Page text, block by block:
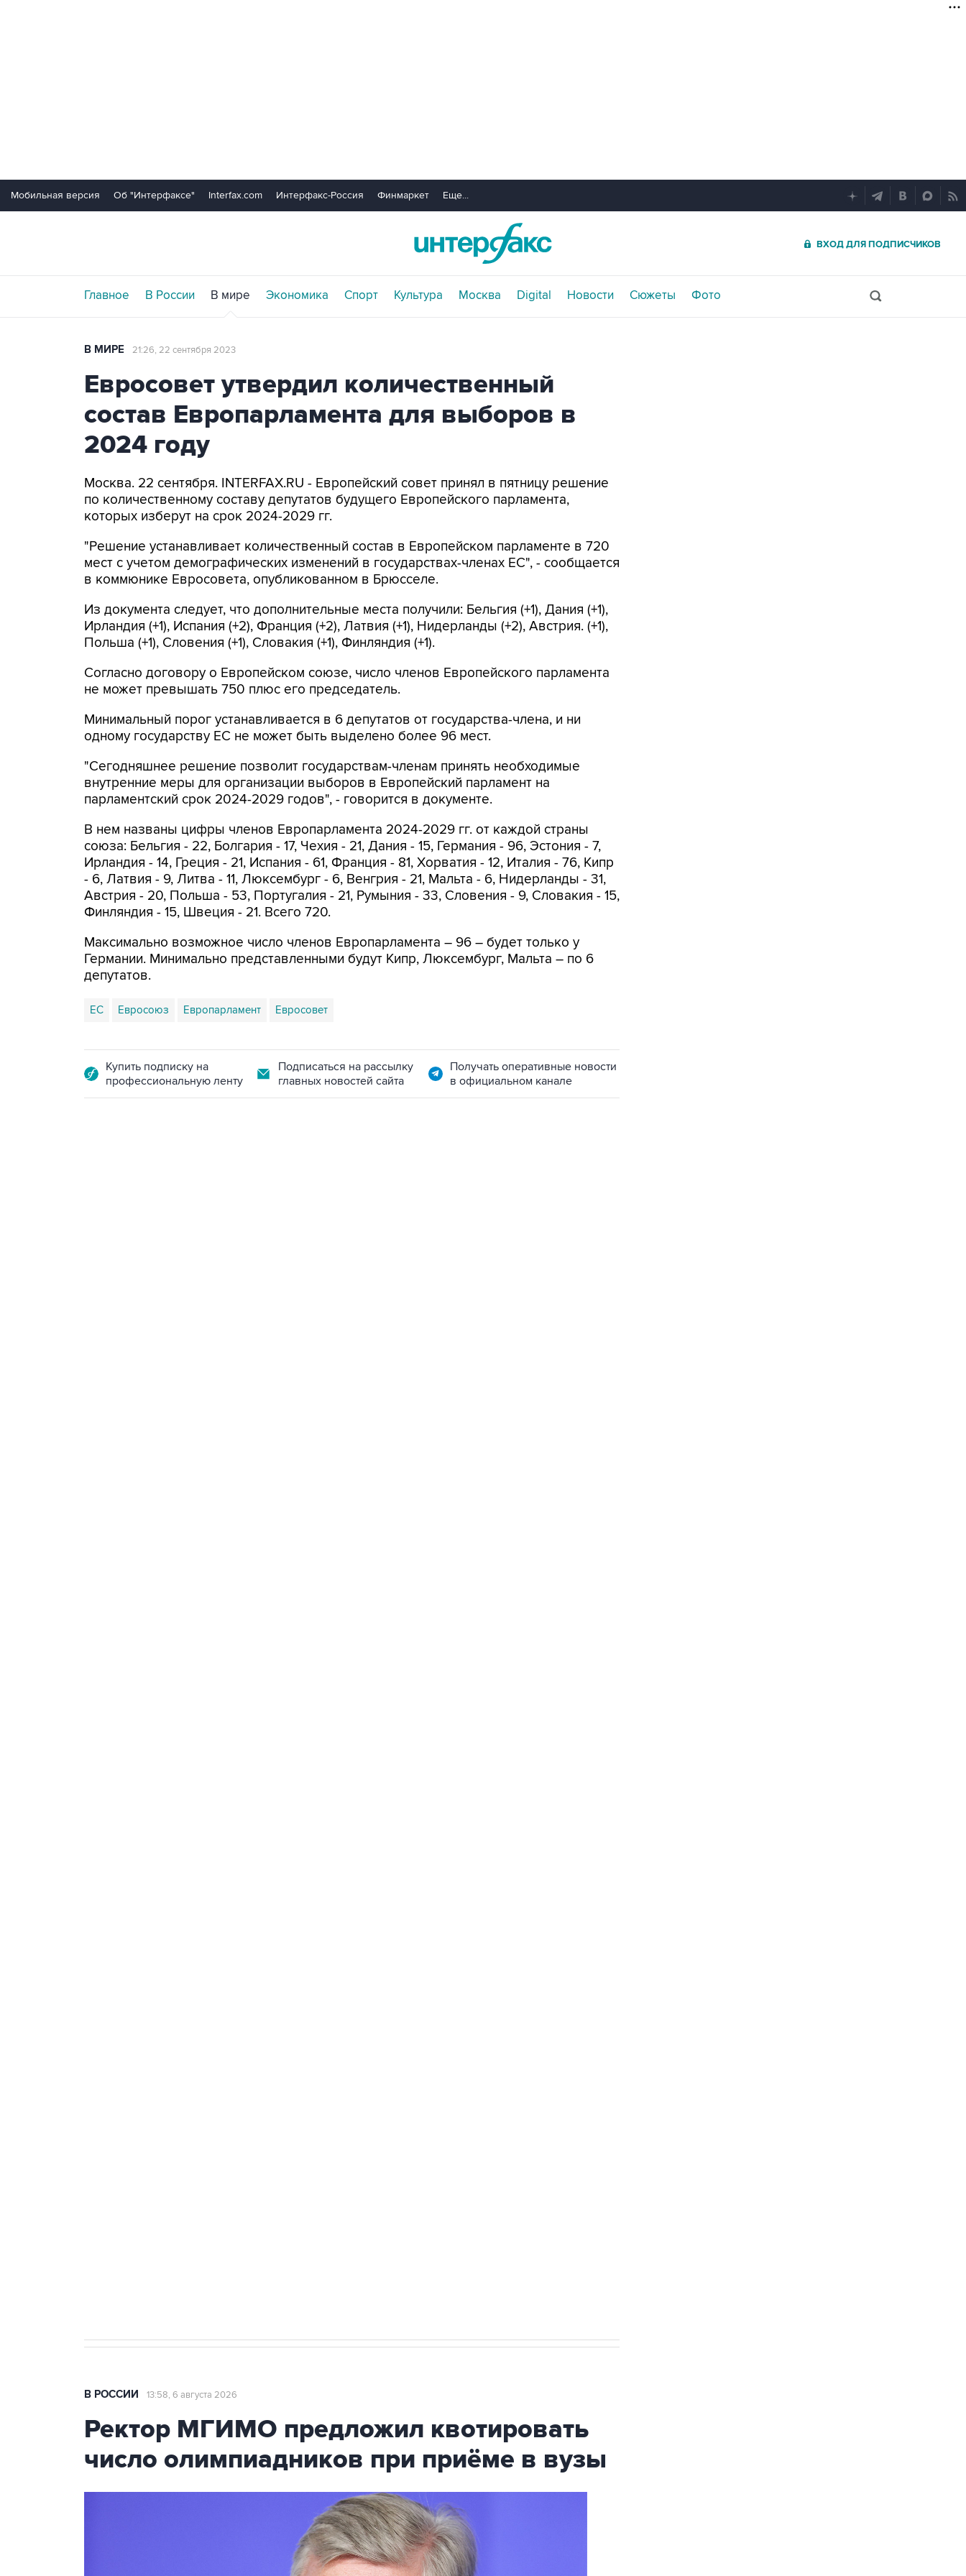
Мобильная версия Об "Интерфаксе" Interfax.com Интерфакс-Россия Финмаркет Еще...
ВХОД ДЛЯ ПОДПИСЧИКОВ
Главное В России В мире Экономика Спорт Культура Москва Digital Новости Сюжеты Фото
В МИРЕ 21:26, 22 сентября 2023
Евросовет утвердил количественный
состав Европарламента для выборов в
2024 году
Москва. 22 сентября. INTERFAX.RU - Европейский совет принял в пятницу решение
по количественному составу депутатов будущего Европейского парламента,
которых изберут на срок 2024-2029 гг.
"Решение устанавливает количественный состав в Европейском парламенте в 720
мест с учетом демографических изменений в государствах-членах ЕС", - сообщается
в коммюнике Евросовета, опубликованном в Брюсселе.
Из документа следует, что дополнительные места получили: Бельгия (+1), Дания (+1),
Ирландия (+1), Испания (+2), Франция (+2), Латвия (+1), Нидерланды (+2), Австрия. (+1),
Польша (+1), Словения (+1), Словакия (+1), Финляндия (+1).
Согласно договору о Европейском союзе, число членов Европейского парламента
не может превышать 750 плюс его председатель.
Минимальный порог устанавливается в 6 депутатов от государства-члена, и ни
одному государству ЕС не может быть выделено более 96 мест.
"Сегодняшнее решение позволит государствам-членам принять необходимые
внутренние меры для организации выборов в Европейский парламент на
парламентский срок 2024-2029 годов", - говорится в документе.
В нем названы цифры членов Европарламента 2024-2029 гг. от каждой страны
союза: Бельгия - 22, Болгария - 17, Чехия - 21, Дания - 15, Германия - 96, Эстония - 7,
Ирландия - 14, Греция - 21, Испания - 61, Франция - 81, Хорватия - 12, Италия - 76, Кипр
- 6, Латвия - 9, Литва - 11, Люксембург - 6, Венгрия - 21, Мальта - 6, Нидерланды - 31,
Австрия - 20, Польша - 53, Португалия - 21, Румыния - 33, Словения - 9, Словакия - 15,
Финляндия - 15, Швеция - 21. Всего 720.
Максимально возможное число членов Европарламента – 96 – будет только у
Германии. Минимально представленными будут Кипр, Люксембург, Мальта – по 6
депутатов.
ЕС Евросоюз Европарламент Евросовет
Купить подписку на
профессиональную ленту
Подписаться на рассылку
главных новостей сайта
Получать оперативные новости
в официальном канале
В РОССИИ 13:58, 6 августа 2026
Ректор МГИМО предложил квотировать
число олимпиадников при приёме в вузы